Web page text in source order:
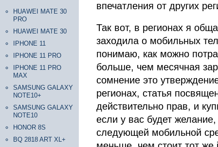
HUAWEI MATE 30
PRO
HUAWEI MATE 30
IPHONE 11
IPHONE 11 PRO
IPHONE 11 PRO
MAX
SAMSUNG GALAXY
NOTE10+
SAMSUNG GALAXY
NOTE10
HONOR 8S
BQ 2818 ART XL+
впечатления от других
Так вот, в регионах я
заходила о мобильных
понимаю, как можно
больше, чем месячная
сомнение это
регионах, статья
действительно прав, и
если у вас будет
следующей мобильной